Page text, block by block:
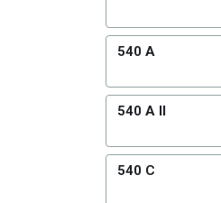
540 A
540 A II
540 C